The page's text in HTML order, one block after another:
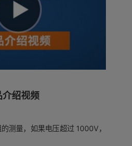
绍视频
测量，如果电压超过 1000V，